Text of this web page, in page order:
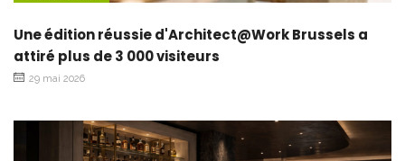
Une édition réussie d'Architect@Work Brussels a
attiré plus de 3 000 visiteurs
29 mai 2026